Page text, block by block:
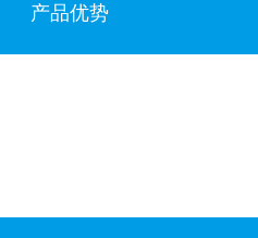
产品优势